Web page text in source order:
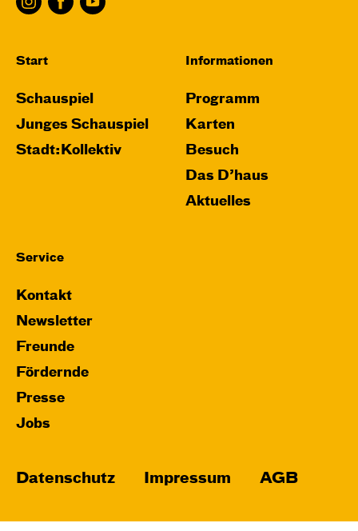
Start
Schauspiel
Junges Schauspiel
Stadt:Kollektiv
Informationen
Programm
Karten
Besuch
Das D’haus
Aktuelles
Service
Kontakt
Newsletter
Freunde
Fördernde
Presse
Jobs
Datenschutz Impressum AGB